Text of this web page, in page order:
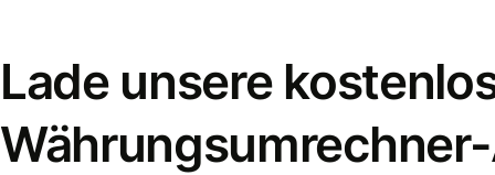
Lade unsere